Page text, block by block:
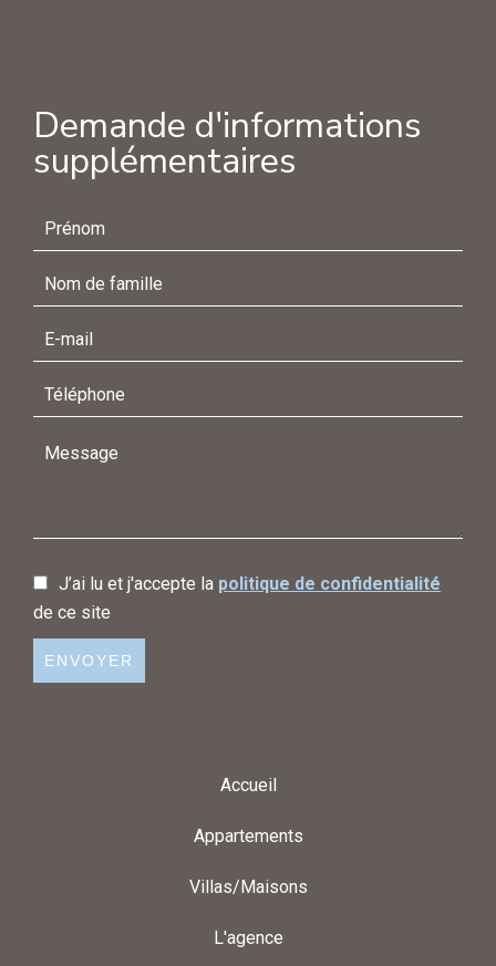
Demande d'informations
supplémentaires
J’ai lu et j'accepte la politique de confidentialité
de ce site
ENVOYER
Accueil
Appartements
Villas/Maisons
L'agence